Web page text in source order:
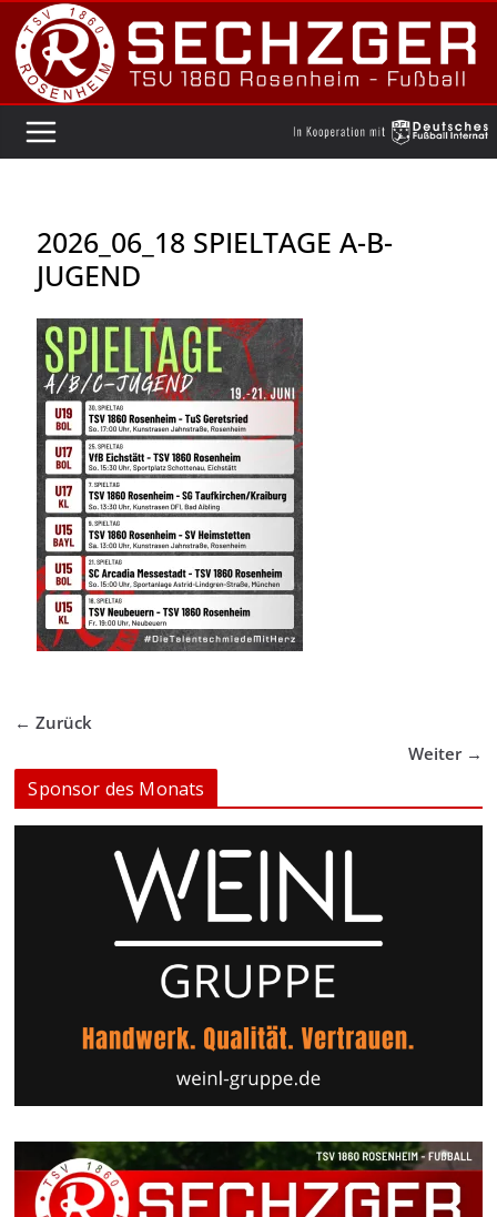
Zum
Inhalt
springen
2026_06_18 SPIELTAGE A-B-
JUGEND
← Zurück
Weiter →
Sponsor des Monats